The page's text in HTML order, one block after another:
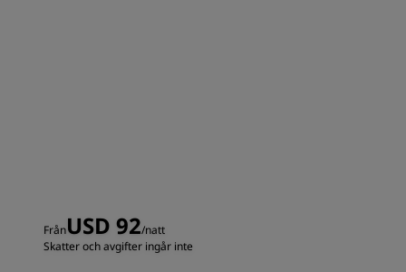
FrånUSD 92/natt
Skatter och avgifter ingår inte